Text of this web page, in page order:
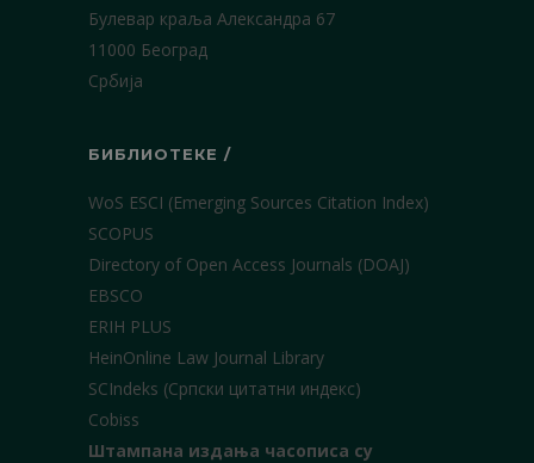
Булевар краља Александра 67
11000 Београд
Србија
БИБЛИОТЕКЕ /
WoS ESCI (Emerging Sources Citation Index)
SCOPUS
Directory of Open Access Journals (DOAJ)
EBSCO
ERIH PLUS
HeinOnline Law Journal Library
SCIndeks (Српски цитатни индекс)
Cobiss
Штампана издања часописа су